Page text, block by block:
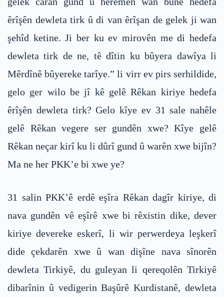
êrîşên dewleta tirk û di van êrîşan de gelek ji wan
şehîd ketine. Ji ber ku ev mirovên me di hedefa
dewleta tirk de ne, tê dîtin ku bûyera dawîya li
Mêrdînê bûyereke tarîye.” li virr ev pirs serhildide,
gelo ger wilo be jî kê gelê Rêkan kiriye hedefa
êrîşên dewleta tirk? Gelo kîye ev 31 sale nahêle
gelê Rêkan vegere ser gundên xwe? Kîye gelê
Rêkan neçar kirî ku li dûrî gund û warên xwe bijîn?
Ma ne her PKK’e bi xwe ye?
31 salin PKK’ê erdê eşîra Rêkan dagîr kiriye, di
nava gundên vê eşîrê xwe bi rêxistin dike, dever
kiriye devereke eskerî, li wir perwerdeya leşkerî
dide çekdarên xwe û wan dişîne nava sînorên
dewleta Tirkiyê, du guleyan li qereqolên Tirkiyê
dibarînin û vedigerin Başûrê Kurdistanê, dewleta